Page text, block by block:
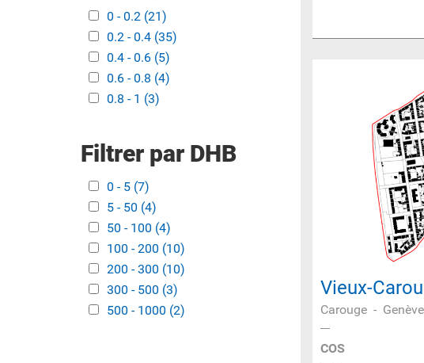
Apply 0 - 0.2 filter
0 - 0.2 (21)
Apply 0.2 - 0.4 filter
0.2 - 0.4 (35)
Apply 0.4 - 0.6 filter
0.4 - 0.6 (5)
Apply 0.6 - 0.8 filter
0.6 - 0.8 (4)
Apply 0.8 - 1 filter
0.8 - 1 (3)
Filtrer par DHB
Apply 0 - 5 filter
0 - 5 (7)
Apply 5 - 50 filter
5 - 50 (4)
Apply 50 - 100 filter
50 - 100 (4)
Apply 100 - 200 filter
100 - 200 (10)
Apply 200 - 300 filter
200 - 300 (10)
Apply 300 - 500 filter
300 - 500 (3)
Apply 500 - 1000 filter
500 - 1000 (2)
Vieux-
Carouge- Genève
COS